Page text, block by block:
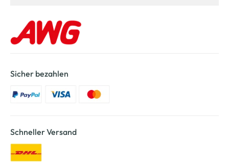
Sicher bezahlen
Schneller Versand